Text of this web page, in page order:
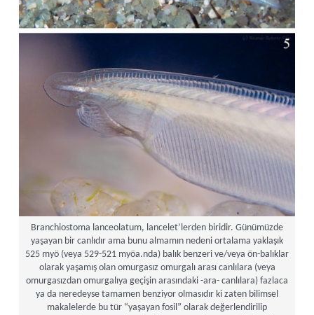
Branchiostoma lanceolatum, lancelet’lerden biridir. Günümüzde
yaşayan bir canlıdır ama bunu almamın nedeni ortalama yaklaşık
525 myö (veya 529-521 myöa.nda) balık benzeri ve/veya ön-balıklar
olarak yaşamış olan omurgasız omurgalı arası canlılara (veya
omurgasızdan omurgalıya geçişin arasındaki -ara- canlılara) fazlaca
ya da neredeyse tamamen benziyor olmasıdır ki zaten bilimsel
makalelerde bu tür “yaşayan fosil” olarak değerlendirilip